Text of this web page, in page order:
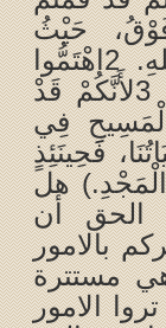
حَيْثُ
الْمَسِيحُ جَالِسٌ عَنْ يَمِينِ اللهِ. 2اهْتَمُّوا
بِمَا فَوْقُ لاَ بِمَا عَلَى الأَرْضِ، 3لأَنَّكُمْ قَدْ
فِي
فَحِينَئِذٍ
هل
الحق أن
بالامور
مستترة
الامور